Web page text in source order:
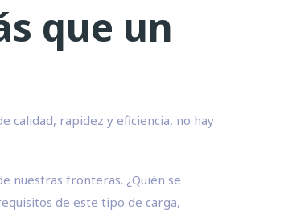
que un
calidad, rapidez y eficiencia, no hay
nuestras fronteras. ¿Quién se
de este tipo de carga,